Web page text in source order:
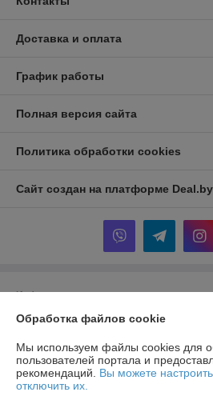
Доставка и оплата
График работы
Полная версия сайта
Политика обработки cookies
Сайт создан на платформе Deal.by
Информация для покупателя
Юридическое лицо:ООО "ТД ТОР-Инвест"
Слободка)
Регистрационный номер ЕГР: 690668915
Обработка файлов cookie
Мы используем файлы cookies для
пользователей портала и
рекомендаций. Вы можете
отключить их.